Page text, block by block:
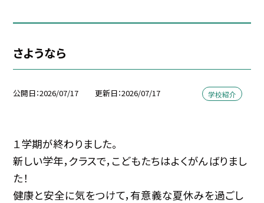
さようなら
公開日 2026/07/17 更新日 2026/07/17 学校紹介
１学期が終わりました。
新しい学年，クラスで，こどもたちはよくがんばりまし
た！
健康と安全に気をつけて，有意義な夏休みを過ごし